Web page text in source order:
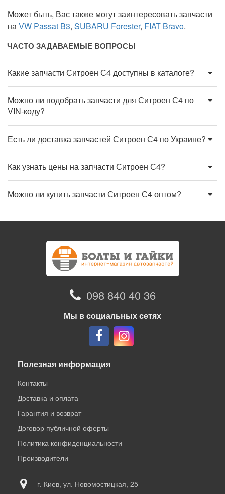
Может быть, Вас также могут заинтересовать запчасти
наVW Passat B3, SUBARU Forester, FIAT Bravo.
ЧАСТО ЗАДАВАЕМЫЕ ВОПРОСЫ
Какие запчасти Ситроен С4 доступны в каталоге?
Можно ли подобрать запчасти для Ситроен С4 по
VIN-коду?
Есть ли доставка запчастей Ситроен С4 по Украине?
Как узнать цены на запчасти Ситроен С4?
Можно ли купить запчасти Ситроен С4 оптом?
098 840 40 36
Мы в социальных сетях
Полезная информация
Контакты
Доставка и оплата
Гарантия и возврат
Договор публичной оферты
Политика конфиденциальности
Производители
г. Киев, ул. Новомостицкая, 25